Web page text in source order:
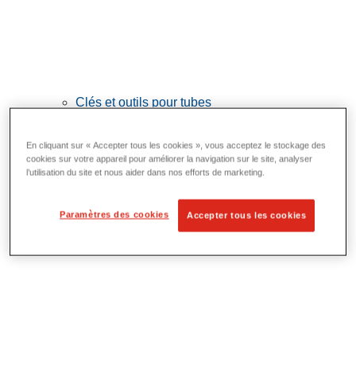
Clés et outils pour tubes
Clés
Cintrage et mise en forme
Préparation et découpe des tubes
En cliquant sur « Accepter tous les cookies », vous acceptez le stockage des
cookies sur votre appareil pour améliorer la navigation sur le site, analyser
l’utilisation du site et nous aider dans nos efforts de marketing.
Paramètres des cookies Accepter tous les cookies